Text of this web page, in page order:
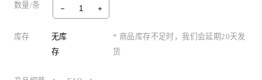
数量/条
库存
无库
存
* 商品库存不足时，我们会延期20天发
货